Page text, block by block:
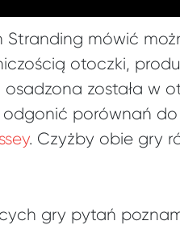
mówić
otoczki,
została w
odgonić porównań do
. Czyżby obie gry
gry pytań